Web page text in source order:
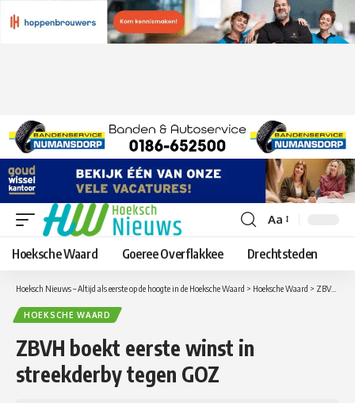
Lettergrootte
aanpassen
Aa
Hoeksche Waard Goeree Overflakkee Drechtsteden
Hoeksch Nieuws – Altijd als eerste op de hoogte in de Hoeksche Waard > Hoeksche Waard > ZBVH boekt eerste winst in streekderby tegen GOZ
HOEKSCHE WAARD
ZBVH boekt eerste winst in
streekderby tegen GOZ